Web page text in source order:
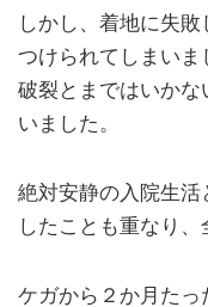
しかし、着地に失
つけられてしまい
破裂とまではいかな
いました。
絶対安静の入院生
したことも重なり、
ケガから２か月た